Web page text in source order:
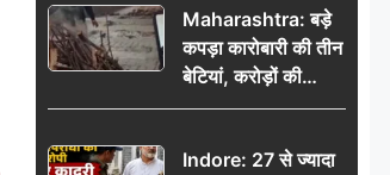
उठाया लाभ
Maharashtra: बड़े
कपड़ा कारोबारी की तीन
बेटियां, करोड़ों की
कमाई… फिर भी पिता
अंतिम दिन, 5100 रुपये
Indore: 27 से ज्यादा